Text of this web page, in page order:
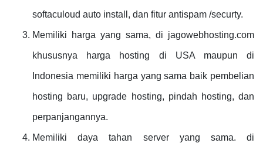
softaculoud auto install, dan fitur antispam /securty.
Memiliki harga yang sama, di jagowebhosting.com
khususnya harga hosting di USA maupun di
Indonesia memiliki harga yang sama baik pembelian
hosting baru, upgrade hosting, pindah hosting, dan
perpanjangannya.
Memiliki daya tahan server yang sama. di